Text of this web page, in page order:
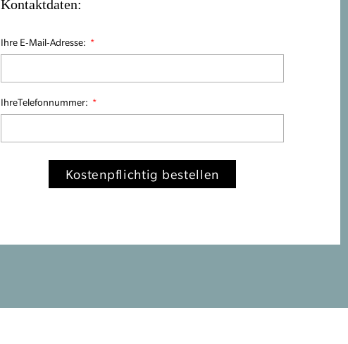
Kontaktdaten:
Ihre E-Mail-Adresse:
IhreTelefonnummer:
Kostenpflichtig bestellen